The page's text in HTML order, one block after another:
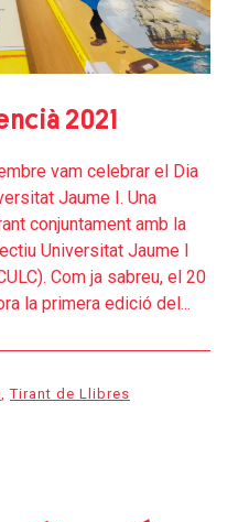
2021
vam celebrar el Dia
Jaume I. Una
conjuntament amb la
Universitat Jaume I
Com ja sabreu, el 20
la primera edició del...
, Tirant de Llibres